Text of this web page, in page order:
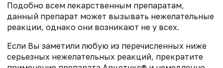
Подобно всем лекарственным препаратам,
данный препарат может вызывать нежелательные
реакции, однако они возникают не у всех.
Если Вы заметили любую из перечисленных ниже
серьезных нежелательных реакций, прекратите